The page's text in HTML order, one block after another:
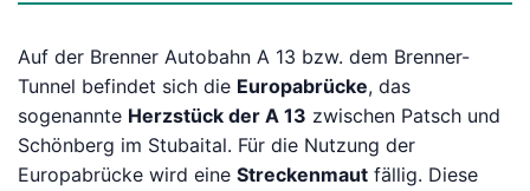
Auf der Brenner Autobahn A 13 bzw. dem Brenner-
Tunnel befindet sich die Europabrücke, das
sogenannte Herzstück der A 13 zwischen Patsch und
Schönberg im Stubaital. Für die Nutzung der
Europabrücke wird eine Streckenmaut fällig. Diese